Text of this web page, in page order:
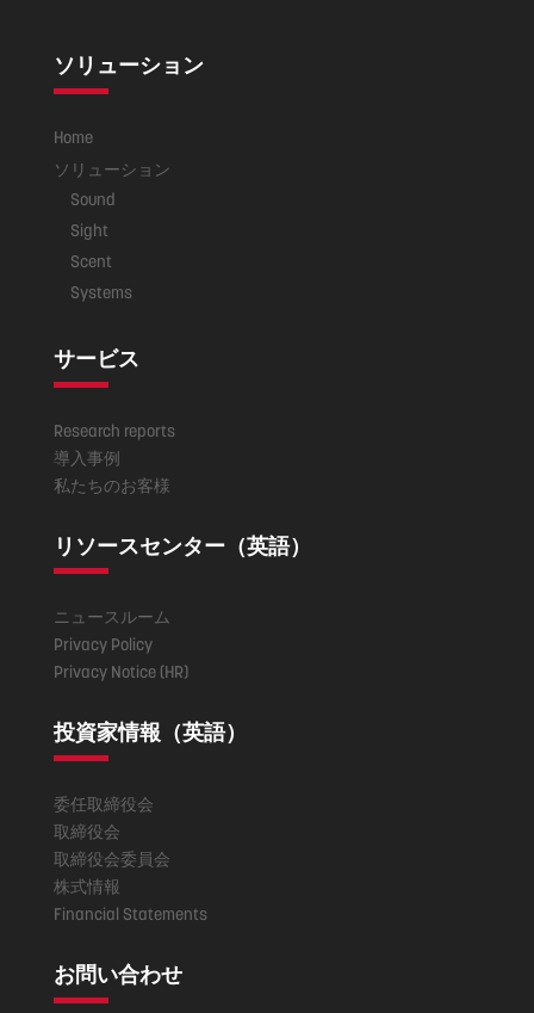
ソリューション
Home
ソリューション
Sound
Sight
Scent
Systems
サービス
Research reports
導入事例
私たちのお客様
リソースセンター（英語）
ニュースルーム
Privacy Policy
Privacy Notice (HR)
投資家情報（英語）
委任取締役会
取締役会
取締役会委員会
株式情報
Financial Statements
お問い合わせ